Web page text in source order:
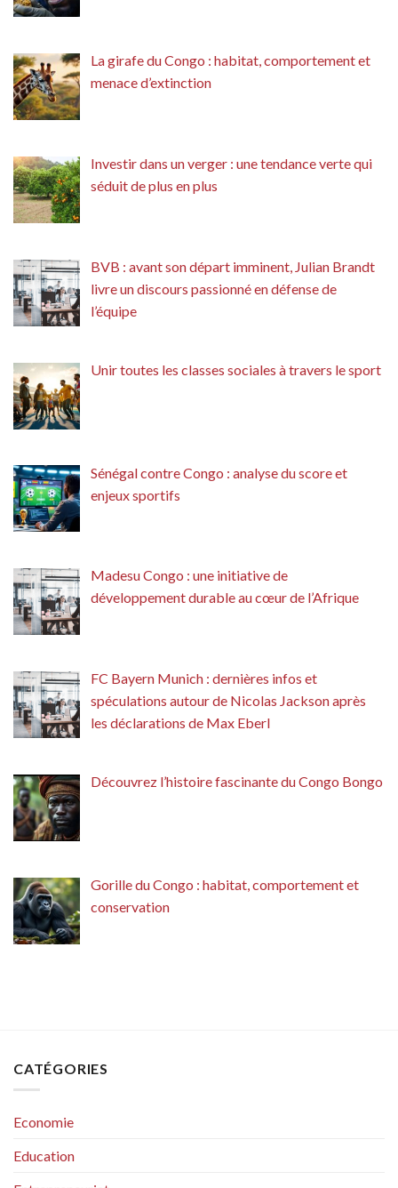
La girafe du Congo : habitat, comportement et
menace d’extinction
Investir dans un verger : une tendance verte qui
séduit de plus en plus
BVB : avant son départ imminent, Julian Brandt
livre un discours passionné en défense de
l’équipe
Unir toutes les classes sociales à travers le sport
Sénégal contre Congo : analyse du score et
enjeux sportifs
Madesu Congo : une initiative de
développement durable au cœur de l’Afrique
FC Bayern Munich : dernières infos et
spéculations autour de Nicolas Jackson après
les déclarations de Max Eberl
Découvrez l’histoire fascinante du Congo Bongo
Gorille du Congo : habitat, comportement et
conservation
CATÉGORIES
Economie
Education